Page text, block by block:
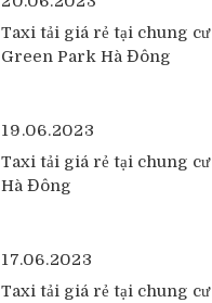
Taxi tải giá rẻ tại chung
Green Park Hà Đông
19.06.2023
Taxi tải giá rẻ tại chung
Hà Đông
17.06.2023
Taxi tải giá rẻ tại chung